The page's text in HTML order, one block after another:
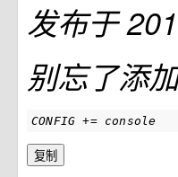
发布于
别忘了添加
CONFIG += console
复制